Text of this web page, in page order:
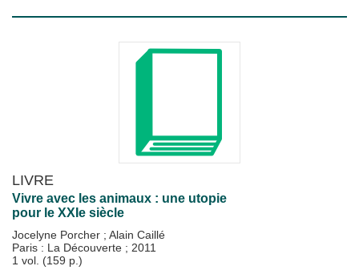
LIVRE
Vivre avec les animaux : une utopie
pour le XXIe siècle
Jocelyne Porcher ; Alain Caillé
Paris : La Découverte ; 2011
1 vol. (159 p.)